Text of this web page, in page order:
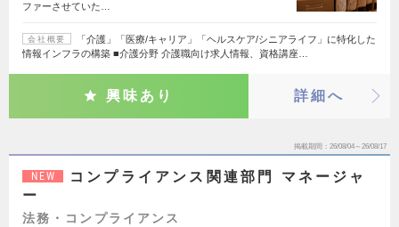
ファーさせていた…
会社概要
「介護」「医療/キャリア」「ヘルスケア/シニアライフ」に特化した
情報インフラの構築 ■介護分野 介護職向け求人情報、資格講座…
興味あり 詳細へ
掲載期間 26/08/04～26/08/17
NEW
コンプライアンス関連部門 マネージャ
ー
法務・コンプライアンス